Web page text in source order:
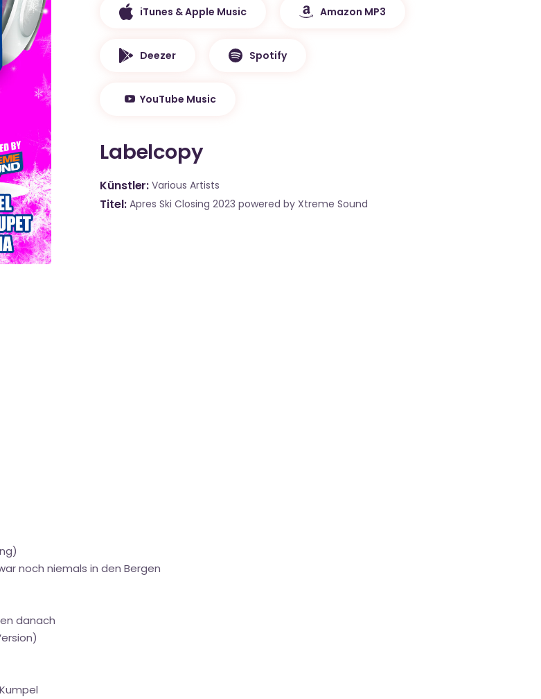
iTunes & Apple Music Amazon MP3
Deezer Spotify
YouTube Music
Labelcopy
Künstler Various Artists
Titel Apres Ski Closing 2023 powered by Xtreme Sound
noch niemals in den Bergen
danach